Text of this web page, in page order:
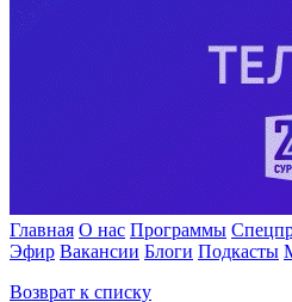
Главная О нас Программы
Эфир Вакансии Блоги Подкасты
Возврат к списку